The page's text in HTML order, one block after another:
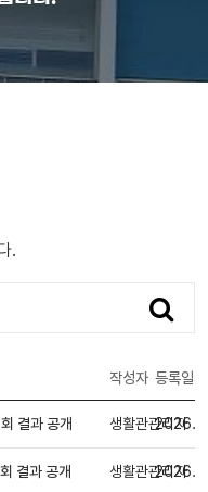
.
색
작성자 등록일자
결과 공개 생활관관리자
결과 공개 생활관관리자